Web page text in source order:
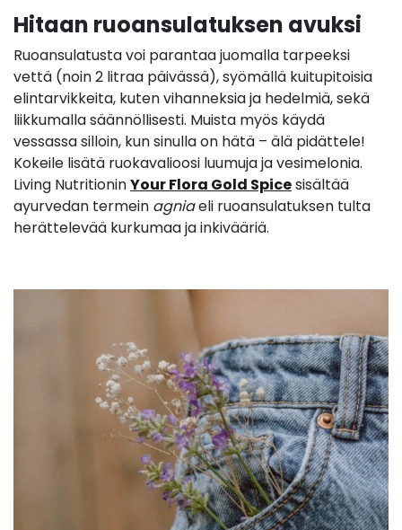
Hitaan ruoansulatuksen avuksi
Ruoansulatusta voi parantaa juomalla tarpeeksi
vettä (noin 2 litraa päivässä), syömällä kuitupitoisia
elintarvikkeita, kuten vihanneksia ja hedelmiä, sekä
liikkumalla säännöllisesti. Muista myös käydä
vessassa silloin, kun sinulla on hätä – älä pidättele!
Kokeile lisätä ruokavalioosi luumuja ja vesimelonia.
Living NutritioninYour Flora Gold Spicesisältää
ayurvedan termein agniaeli ruoansulatuksen tulta
herättelevää kurkumaa ja inkivääriä.